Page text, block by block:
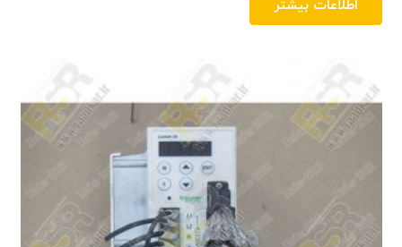
اطلاعات بیشتر